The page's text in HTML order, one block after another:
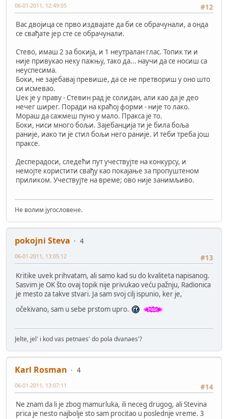
#12
06-01-2011, 12:49:05
Вас двојица се прво издвајате да би се обрачунали, а онда
се свађате јер сте се обрачунали.
Стево, имаш 2 за бокија, и 1 неутралан глас. Топик ти и
није привукао неку пажњу, тако да... научи да се носиш са
неуспесима.
Боки, не зајебавај превише, да се не претвориш у оно што
си исмевао.
Џек је у праву - Стевин рад је солидан, али као да је део
нечег ширег. Поради на краћој форми - није то лако.
Мораш да сажмеш пуно у мало. Пракса је то.
Боки, ниси много бољи. Зајебанција ти је била боља
раније, иако ти је стил бољи него раније. И теби треба још
праксе.
Десперадоси, следећи пут учествујте на конкурсу, и
немојте користити свађу као покајање за пропуштеном
приликом. Учествујте на време; ово није занимљиво.
Не волим југословене.
pokojni Steva
4
#13
06-01-2011, 13:05:12
Kritike uvek prihvatam, ali samo kad su do kvaliteta napisanog.
Sasvim je OK što ovaj topik nije privukao veću pažnju, Radionica
je mesto za takve stvari. Ja sam svoj cilj ispunio, ker je,
očekivano, sam u sebe prstom upro.
Jelte, jel' i kod vas petnaes' do pola dvanaes'?
Karl Rosman
4
#14
06-01-2011, 13:07:11
Ne znam da li je zbog mamurluka, ili neceg drugog, ali Stevina
prica je nesto najbolje sto sam procitao u poslednje vreme. 3